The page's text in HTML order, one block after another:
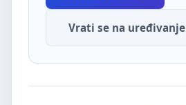
Vrati se na uređivanje